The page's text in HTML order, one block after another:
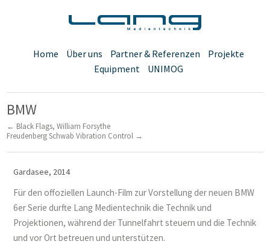
Home Über uns Partner & Referenzen
Projekte
Equipment
UNIMOG
BMW
← Black Flags, William Forsythe
Freudenberg Schwab Vibration Control →
Gardasee, 2014
Für den offoziellen Launch-Film zur Vorstellung der neuen BMW
6er Serie durfte Lang Medientechnik die Technik und
Projektionen, während der Tunnelfahrt steuern und die Technik
und vor Ort betreuen und unterstützen.